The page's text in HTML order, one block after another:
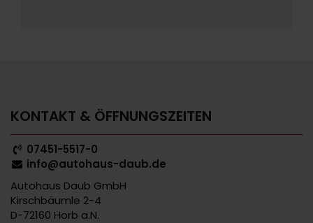
KONTAKT & ÖFFNUNGSZEITEN
07451-5517-0
info@autohaus-daub.de
Autohaus Daub GmbH
Kirschbäumle 2-4
D-72160 Horb a.N.